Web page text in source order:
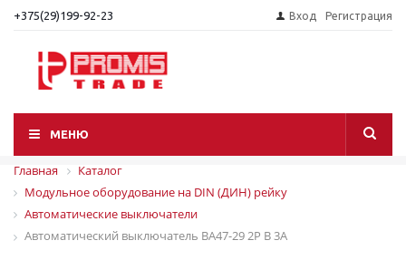
+375(29)199-92-23 Вход Регистрация
МЕНЮ
Главная
Каталог
Модульное оборудование на DIN (ДИН) рейку
Автоматические выключатели
Автоматический выключатель ВА47-29 2P B 3А